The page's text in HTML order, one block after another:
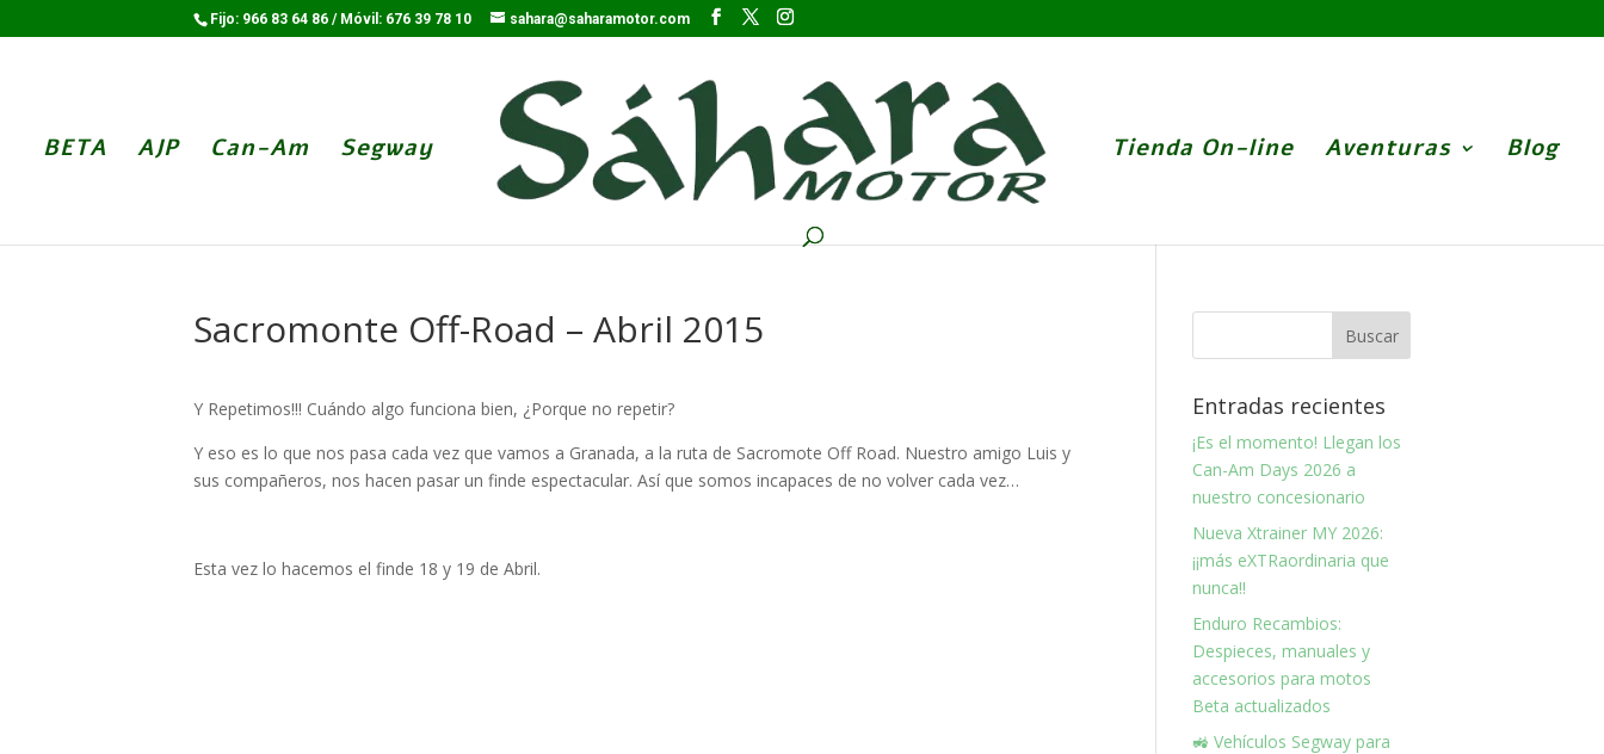
Fijo: 966 83 64 86 / Móvil: 676 39 78 10 sahara@saharamotor.com
BETA AJP Can-Am Segway Tienda On-line Aventuras Blog
Sacromonte Off-Road – Abril 2015
Y Repetimos!!! Cuándo algo funciona bien, ¿Porque no repetir?
Y eso es lo que nos pasa cada vez que vamos a Granada, a la ruta de Sacromote Off Road. Nuestro amigo Luis y
sus compañeros, nos hacen pasar un finde espectacular. Así que somos incapaces de no volver cada vez…
Esta vez lo hacemos el finde 18 y 19 de Abril.
Entradas recientes
¡Es el momento! Llegan los
Can-Am Days 2026 a
nuestro concesionario
Nueva Xtrainer MY 2026:
¡¡más eXTRaordinaria que
nunca!!
Enduro Recambios:
Despieces, manuales y
accesorios para motos
Beta actualizados
🚜 Vehículos Segway para